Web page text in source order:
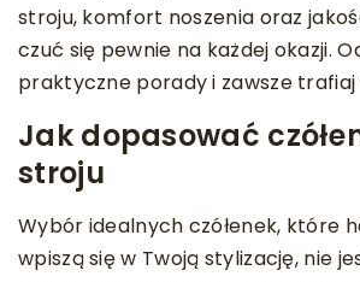
stroju, komfort noszenia oraz
czuć się pewnie na każdej okazji.
praktyczne porady i zawsze trafiaj
Jak dopasować
stroju
Wybór idealnych czółenek, które
wpiszą się w Twoją stylizację, nie